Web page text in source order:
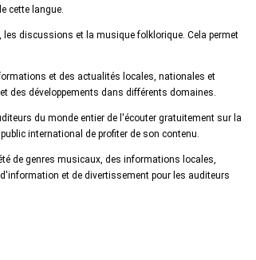
cette langue.
les discussions et la musique folklorique. Cela permet
et des actualités locales, nationales et
des développements dans différents domaines.
du monde entier de l'écouter gratuitement sur la
international de profiter de son contenu.
de genres musicaux, des informations locales,
et de divertissement pour les auditeurs